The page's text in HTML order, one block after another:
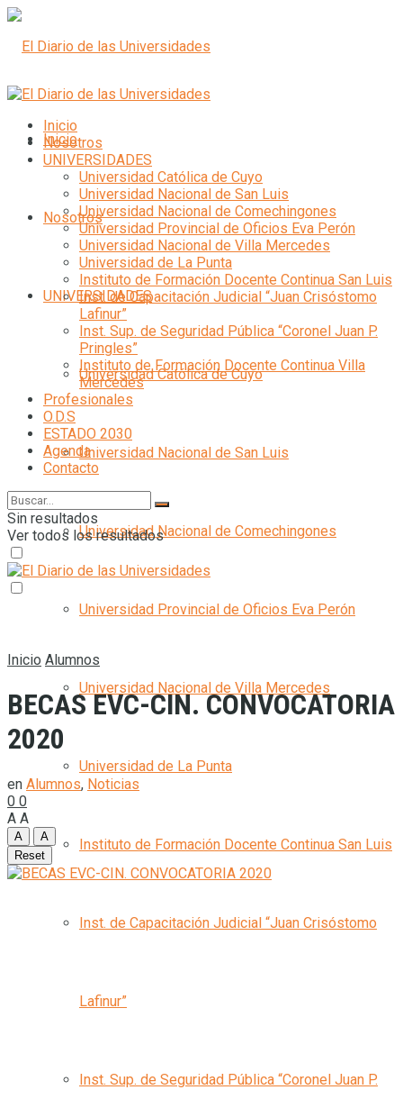
Inicio
Nosotros
UNIVERSIDADES
Universidad Católica de Cuyo
Universidad Nacional de San Luis
Universidad Nacional de Comechingones
Universidad Provincial de Oficios Eva Perón
Universidad Nacional de Villa Mercedes
Universidad de La Punta
Instituto de Formación Docente Continua San Luis
Inst. de Capacitación Judicial “Juan Crisóstomo
Lafinur”
Inst. Sup. de Seguridad Pública “Coronel Juan P.
Inicio
Nosotros
UNIVERSIDADES
Universidad Católica de Cuyo
Universidad Nacional de San Luis
Universidad Nacional de Comechingones
Universidad Provincial de Oficios Eva Perón
Universidad Nacional de Villa Mercedes
Universidad de La Punta
Instituto de Formación Docente Continua San Luis
Inst. de Capacitación Judicial “Juan Crisóstomo
Lafinur”
Inst. Sup. de Seguridad Pública “Coronel Juan P.
Pringles”
Instituto de Formación Docente Continua Villa
Mercedes
Profesionales
O.D.S
ESTADO 2030
Agenda
Contacto
Sin resultados
Ver todos los resultados
Inicio Alumnos
BECAS EVC-CIN. CONVOCATORIA
2020
en Alumnos, Noticias
0 0
A A
A
A
Reset